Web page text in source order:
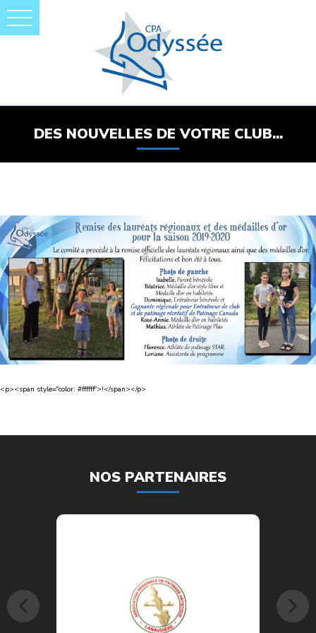
DES NOUVELLES DE VOTRE CLUB...
<p><span style="color: #ffffff">!</span></p>
NOS PARTENAIRES